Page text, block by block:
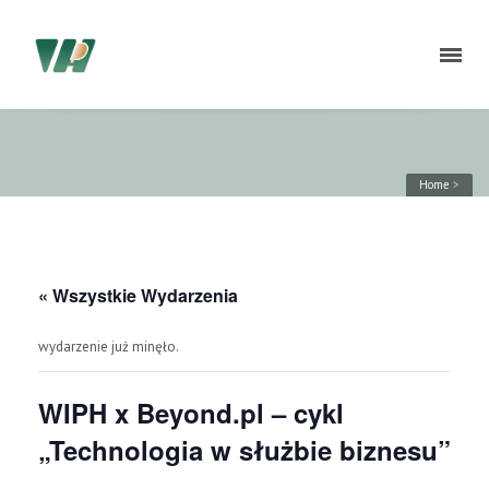
Home >
« Wszystkie Wydarzenia
wydarzenie już minęło.
WIPH x Beyond.pl – cykl
„Technologia w służbie biznesu”